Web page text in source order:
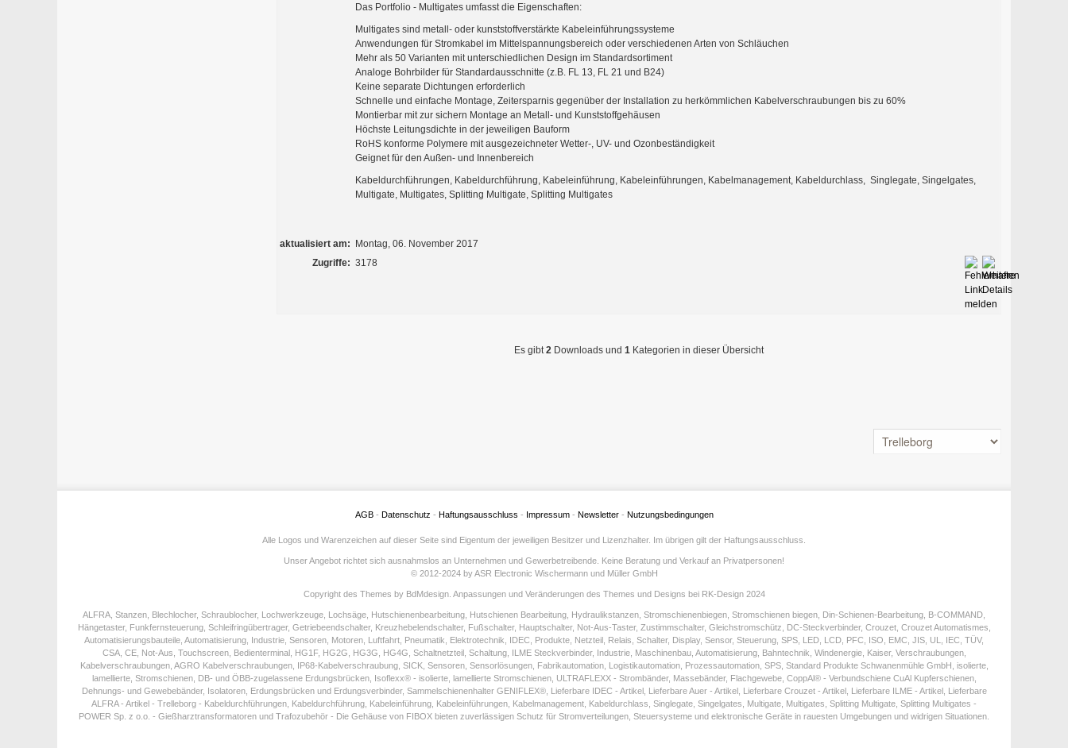
Das Portfolio - Multigates umfasst die Eigenschaften:
Multigates sind metall- oder kunststoffverstärkte Kabeleinführungssysteme
Anwendungen für Stromkabel im Mittelspannungsbereich oder verschiedenen Arten von Schläuchen
Mehr als 50 Varianten mit unterschiedlichen Design im Standardsortiment
Analoge Bohrbilder für Standardausschnitte (z.B. FL 13, FL 21 und B24)
Keine separate Dichtungen erforderlich
Schnelle und einfache Montage, Zeitersparnis gegenüber der Installation zu herkömmlichen Kabelverschraubungen bis zu 60%
Montierbar mit zur sichern Montage an Metall- und Kunststoffgehäusen
Höchste Leitungsdichte in der jeweiligen Bauform
RoHS konforme Polymere mit ausgezeichneter Wetter-, UV- und Ozonbeständigkeit
Geignet für den Außen- und Innenbereich
Kabeldurchführungen, Kabeldurchführung, Kabeleinführung, Kabeleinführungen, Kabelmanagement, Kabeldurchlass, Singlegate, Singelgates,
Multigate, Multigates, Splitting Multigate, Splitting Multigates
aktualisiert am:
Montag, 06. November 2017
Zugriffe: 3178
Es gibt2 Downloads und 1 Kategorien in dieser Übersicht
AGB- Datenschutz - Haftungsausschluss - Impressum- Newsletter- Nutzungsbedingungen
Alle Logos und Warenzeichen auf dieser Seite sind Eigentum der jeweiligen Besitzer und Lizenzhalter. Im übrigen gilt der Haftungsausschluss.
Unser Angebot richtet sich ausnahmslos an Unternehmen und Gewerbetreibende. Keine Beratung und Verkauf an Privatpersonen!
© 2012-2024 by ASR Electronic Wischermann und Müller GmbH
Copyright des Themes by BdMdesign. Anpassungen und Veränderungen des Themes und Designs bei RK-Design 2024
ALFRA, Stanzen, Blechlocher, Schraublocher, Lochwerkzeuge, Lochsäge, Hutschienenbearbeitung, Hutschienen Bearbeitung, Hydraulikstanzen, Stromschienenbiegen, Stromschienen biegen, Din-Schienen-Bearbeitung, B-COMMAND,
Hängetaster, Funkfernsteuerung, Schleifringübertrager, Getriebeendschalter, Kreuzhebelendschalter, Fußschalter, Hauptschalter, Not-Aus-Taster, Zustimmschalter, Gleichstromschütz, DC-Steckverbinder, Crouzet, Crouzet Automatismes,
Automatisierungsbauteile, Automatisierung, Industrie, Sensoren, Motoren, Luftfahrt, Pneumatik, Elektrotechnik, IDEC, Produkte, Netzteil, Relais, Schalter, Display, Sensor, Steuerung, SPS, LED, LCD, PFC, ISO, EMC, JIS, UL, IEC, TÜV,
CSA, CE, Not-Aus, Touchscreen, Bedienterminal, HG1F, HG2G, HG3G, HG4G, Schaltnetzteil, Schaltung, ILME Steckverbinder, Industrie, Maschinenbau, Automatisierung, Bahntechnik, Windenergie, Kaiser, Verschraubungen,
Kabelverschraubungen, AGRO Kabelverschraubungen, IP68-Kabelverschraubung, SICK, Sensoren, Sensorlösungen, Fabrikautomation, Logistikautomation, Prozessautomation, SPS, Standard Produkte Schwanenmühle GmbH, isolierte,
lamellierte, Stromschienen, DB- und ÖBB-zugelassene Erdungsbrücken, Isoflexx® - isolierte, lamellierte Stromschienen, ULTRAFLEXX - Strombänder, Massebänder, Flachgewebe, CoppAl® - Verbundschiene CuAl Kupferschienen,
Dehnungs- und Gewebebänder, Isolatoren, Erdungsbrücken und Erdungsverbinder, Sammelschienenhalter GENIFLEX®, Lieferbare IDEC - Artikel, Lieferbare Auer - Artikel, Lieferbare Crouzet - Artikel, Lieferbare ILME - Artikel, Lieferbare
ALFRA - Artikel - Trelleborg - Kabeldurchführungen, Kabeldurchführung, Kabeleinführung, Kabeleinführungen, Kabelmanagement, Kabeldurchlass, Singlegate, Singelgates, Multigate, Multigates, Splitting Multigate, Splitting Multigates -
POWER Sp. z o.o. - Gießharztransformatoren und Trafozubehör - Die Gehäuse von FIBOX bieten zuverlässigen Schutz für Stromverteilungen, Steuersysteme und elektronische Geräte in rauesten Umgebungen und widrigen Situationen.